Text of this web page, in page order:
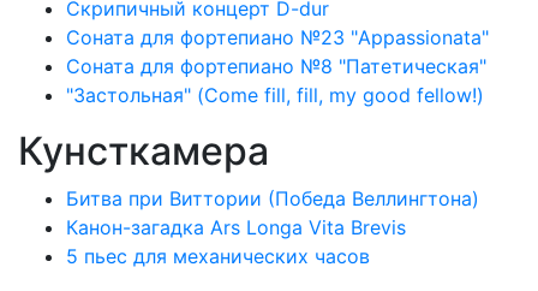
Скрипичный концерт D-dur
Соната для фортепиано №23 "Appassionata"
Соната для фортепиано №8 "Патетическая"
"Застольная" (Come fill, fill, my good fellow!)
Кунсткамера
Битва при Виттории (Победа Веллингтона)
Канон-загадка Ars Longa Vita Brevis
5 пьес для механических часов